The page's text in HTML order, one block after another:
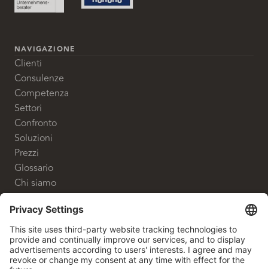
NAVIGAZIONE
Clienti
Consulenze
Competenza
Settori
Confronto
Soluzioni
Prezzi
Glossario
Chi siamo
White Label Advisory GmbH
Shanghaiallee 9